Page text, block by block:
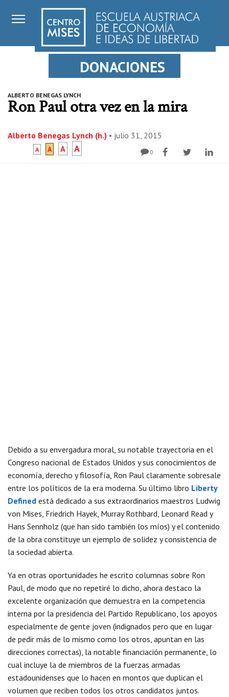
DONACIONES
ALBERTO BENEGAS LYNCH
Ron Paul otra vez en la mira
Alberto Benegas Lynch (h.) • julio 31, 2015
A A A A 0
Debido a su envergadura moral, su notable trayectoria en el
Congreso nacional de Estados Unidos y sus conocimientos de
economía, derecho y filosofía, Ron Paul claramente sobresale
entre los políticos de la era moderna. Su último libro Liberty
Defined está dedicado a sus extraordinarios maestros Ludwig
von Mises, Friedrich Hayek, Murray Rothbard, Leonard Read y
Hans Sennholz (que han sido también los míos) y el contenido
de la obra constituye un ejemplo de solidez y consistencia de
la sociedad abierta.
Ya en otras oportunidades he escrito columnas sobre Ron
Paul, de modo que no repetiré lo dicho, ahora destaco la
excelente organización que demuestra en la competencia
interna por la presidencia del Partido Republicano, los apoyos
especialmente de gente joven (indignados pero que en lugar
de pedir más de lo mismo como los otros, apuntan en las
direcciones correctas), la notable financiación permanente, lo
cual incluye la de miembros de la fuerzas armadas
estadounidenses que lo hacen en montos que duplican el
volumen que reciben todos los otros candidatos juntos.